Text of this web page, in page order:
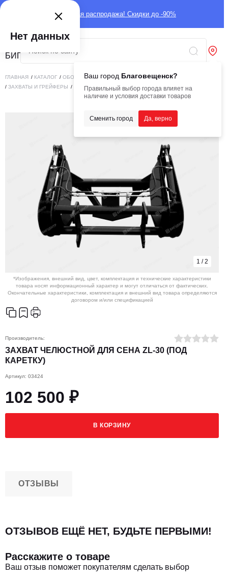
Глобальная распродажа! Скидки до -90%
Ваш город Благовещенск?
Правильный выбор города влияет на
наличие и условия доставки товаров
Сменить город Да, верно
ГЛАВНАЯ / КАТАЛОГ / ОБОРУДОВАНИЕ /НАВЕСНОЕ ОБОРУДОВАНИЕ
/ ЗАХВАТЫ И ГРЕЙФЕРЫ / ЗАХВАТ ЧЕЛЮСТНОЙ ДЛЯ СЕНА ZL-30 (ПОД КАРЕТКУ)
1 /2
*Изображения, внешний вид, цвет, комплектация и технические характеристики
товара носят информационный характер и могут отличаться от фактических.
Окончательные характеристики, комплектация и внешний вид товара определяются
договором и/или спецификацией
Производитель:
ЗАХВАТ ЧЕЛЮСТНОЙ ДЛЯ СЕНА ZL-30 (ПОД
КАРЕТКУ)
Артикул: 03424
102 500 ₽
В КОРЗИНУ
ОТЗЫВЫ
ОТЗЫВОВ ЕЩЁ НЕТ, БУДЬТЕ ПЕРВЫМИ!
Расскажите о товаре
Ваш отзыв поможет покупателям сделать выбор
Нет данных